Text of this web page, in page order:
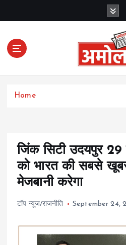
c
Amolak News
Home
जिंक सिटी उदयपुर
को भारत की सबसे
मेजबानी करेगा
टॉप न्यूज/राजनीति September 24,